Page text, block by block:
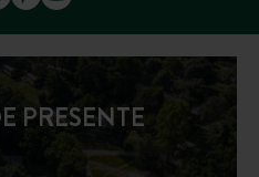
PRESENTE